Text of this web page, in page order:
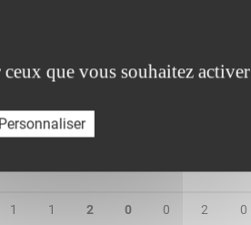
1 1 2 0 0 2 0
que vous souhaitez activer